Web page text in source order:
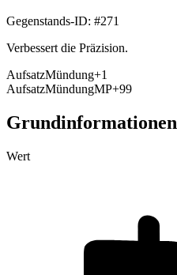
Gegenstands-ID: #271
Verbessert die Präzision.
AufsatzMündung+1
AufsatzMündungMP+99
Grundinformationen
Wert